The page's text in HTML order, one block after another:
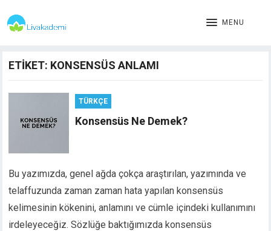
MENU
ETIKET: KONSENSÜS ANLAMI
TÜRKÇE
Konsensüs Ne Demek?
Bu yazımızda, genel ağda çokça araştırılan, yazımında ve
telaffuzunda zaman zaman hata yapılan konsensüs
kelimesinin kökenini, anlamını ve cümle içindeki kullanımını
irdeleyeceğiz. Sözlüğe baktığımızda konsensüs